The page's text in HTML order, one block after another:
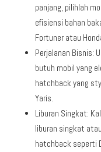
panjang, pilihlah
efisiensi bahan
Fortuner atau
Perjalanan Bisnis:
butuh mobil yang
hatchback yang
Yaris.
Liburan Singkat:
liburan singkat
hatchback seperti